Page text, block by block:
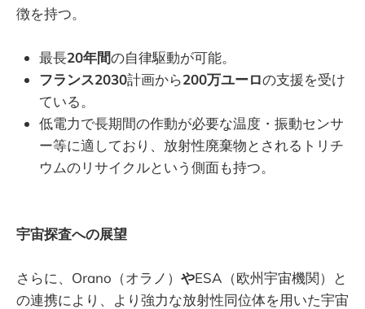
徴を持つ。
最長20年間の自律駆動が可能。
フランス2030計画から200万ユーロの支援を受け
ている。
低電力で長期間の作動が必要な温度・振動センサ
ー等に適しており、放射性廃棄物とされるトリチ
ウムのリサイクルという側面も持つ。
宇宙探査への展望
さらに、Orano（オラノ） やESA（欧州宇宙機関）と
の連携により、より強力な放射性同位体を用いた宇宙